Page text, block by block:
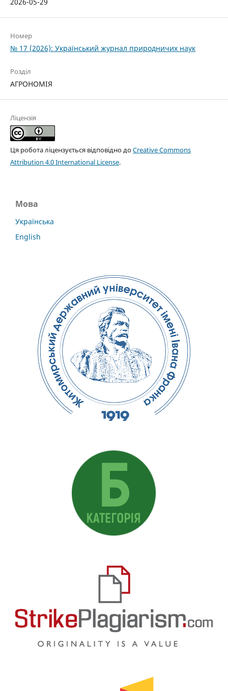
Номер
№ 17 (2026): Український журнал природничих наук
Розділ
АГРОНОМІЯ
Ліцензія
Ця робота ліцензується відповідно доCreative Commons
Attribution 4.0 International License.
Мова
Українська
English